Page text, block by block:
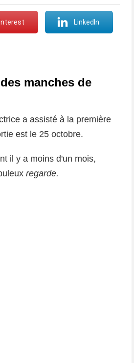
LinkedIn
manches de
a assisté à la première
est le 25 octobre.
il y a moins d'un mois,
regarde.